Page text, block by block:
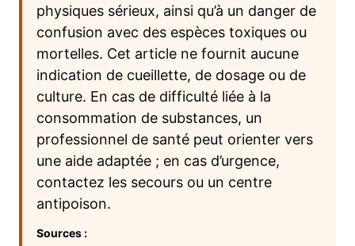
physiques sérieux, ainsi qu’à un danger de
confusion avec des espèces toxiques ou
mortelles. Cet article ne fournit aucune
indication de cueillette, de dosage ou de
culture. En cas de difficulté liée à la
consommation de substances, un
professionnel de santé peut orienter vers
une aide adaptée ; en cas d’urgence,
contactez les secours ou un centre
antipoison.
Sources :